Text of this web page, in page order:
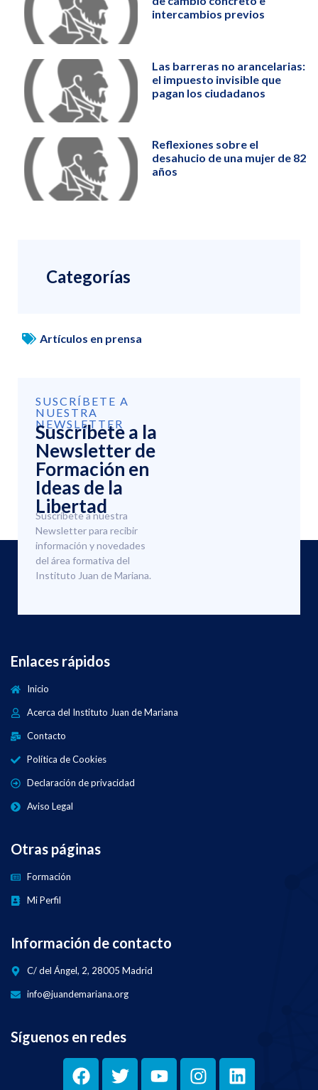
intercambios previos
Las barreras no arancelarias:
el impuesto invisible que
pagan los ciudadanos
Reflexiones sobre el
desahucio de una mujer de 82
años
Categorías
Artículos en prensa
SUSCRÍBETE A
NUESTRA
NEWSLETTER
Suscríbete a la
Newsletter de
Formación en
Ideas de la
Libertad
Suscríbete a nuestra
Newsletter para recibir
información y novedades
del área formativa del
Instituto Juan de Mariana.
Enlaces rápidos
Inicio
Acerca del Instituto Juan de Mariana
Contacto
Política de Cookies
Declaración de privacidad
Aviso Legal
Otras páginas
Formación
Mi Perfil
Información de contacto
C/ del Ángel, 2, 28005 Madrid
info@juandemariana.org
Síguenos en redes